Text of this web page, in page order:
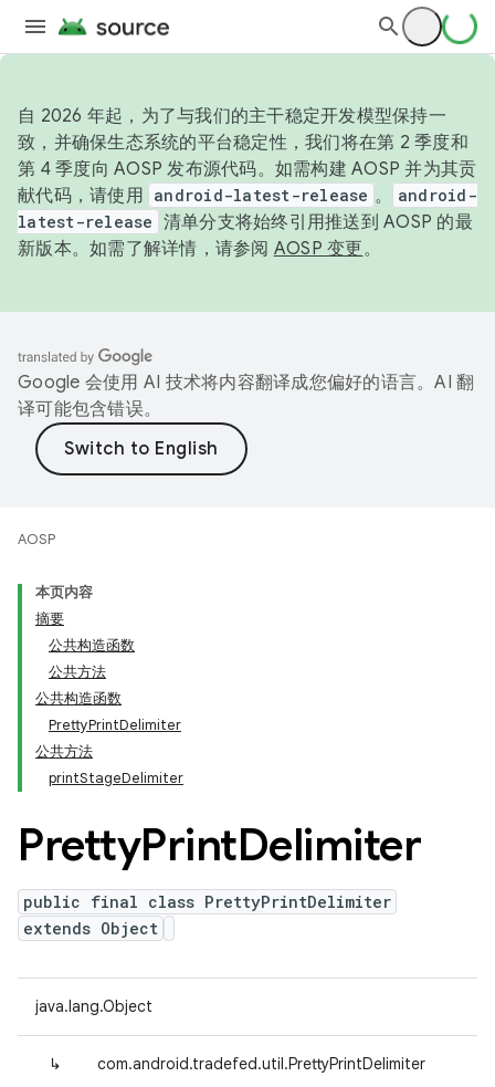
自 2026 年起，为了与我们的主干稳定开发模型保持一
致，并确保生态系统的平台稳定性，我们将在第 2 季度和
第 4 季度向 AOSP 发布源代码。如需构建 AOSP 并为其贡
献代码，请使用 android-latest-release 。
android-
latest-release 清单分支将始终引用推送到 AOSP 的最
新版本。如需了解详情，请参阅 AOSP 变更。
Google 会使用 AI 技术将内容翻译成您偏好的语言。AI 翻
译可能包含错误。
AOSP
本页内容
摘要
公共构造函数
公共方法
公共构造函数
PrettyPrintDelimiter
公共方法
printStageDelimiter
PrettyPrintDelimiter
public final class PrettyPrintDelimiter
extends Object
java.lang.Object
↳ com.android.tradefed.util.PrettyPrintDelimiter